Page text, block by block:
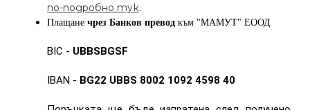
по-подробно тук.
Плащане чрез Банков превод към "МАМУТ" ЕООД
BIC - UBBSBGSF
IBAN - BG22 UBBS 8002 1092 4598 40